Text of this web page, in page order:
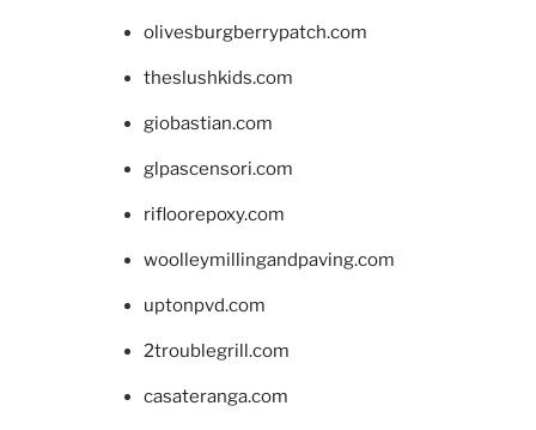
olivesburgberrypatch.com
theslushkids.com
giobastian.com
glpascensori.com
rifloorepoxy.com
woolleymillingandpaving.com
uptonpvd.com
2troublegrill.com
casateranga.com